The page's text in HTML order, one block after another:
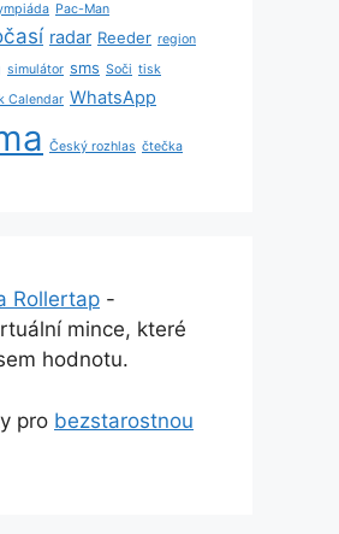
Pac-Man
radar Reeder region
simulátor sms Soči tisk
Calendar WhatsApp
Český rozhlas čtečka
Rollertap -
mince, které
hodnotu.
pro bezstarostnou